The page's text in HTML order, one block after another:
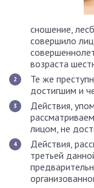
сношение,
совершило
возраста
Те же
достигшим и
Действия,
лицом, не
Действия,
третьей